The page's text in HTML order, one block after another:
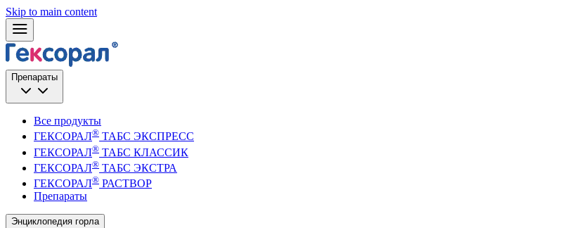
Skip to main content
Препараты
Все продукты
ГЕКСОРАЛ® ТАБС ЭКСПРЕСС
ГЕКСОРАЛ® ТАБС КЛАССИК
ГЕКСОРАЛ® ТАБС ЭКСТРА
ГЕКСОРАЛ® РАСТВОР
Препараты
Энциклопедия горла